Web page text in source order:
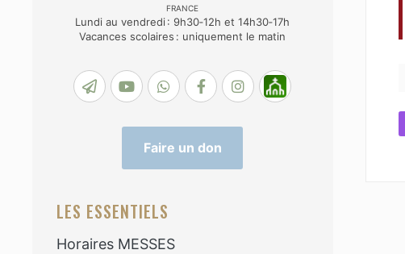
FRANCE
Lundi au vendredi : 9h30‑12h et 14h30‑17h
Vacances scolaires : uniquement le matin
Faire un don
LES ESSENTIELS
Horaires MESSES